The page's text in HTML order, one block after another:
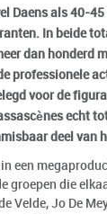
Daens als 40-
In beide
dan honderd
professionele
voor de
echt
deel van
een
groepen die
Velde, Jo De